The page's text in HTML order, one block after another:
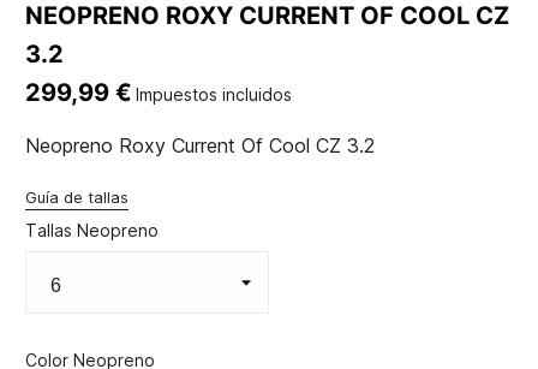
NEOPRENO ROXY CURRENT OF COOL CZ
3.2
299,99 € Impuestos incluidos
Neopreno Roxy Current Of Cool CZ 3.2
Guía de tallas
Tallas Neopreno
Color Neopreno